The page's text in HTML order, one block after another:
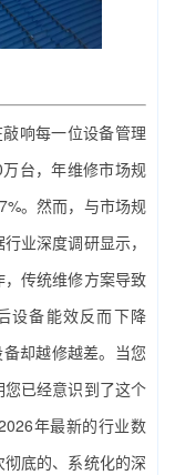
响每一位设备管理
台，年维修市场规
。然而，与市场规
业深度调研显示，
传统维修方案导致
设备能效反而下降
却越修越差。当您
已经意识到了这个
年最新的行业数
底的、系统化的深